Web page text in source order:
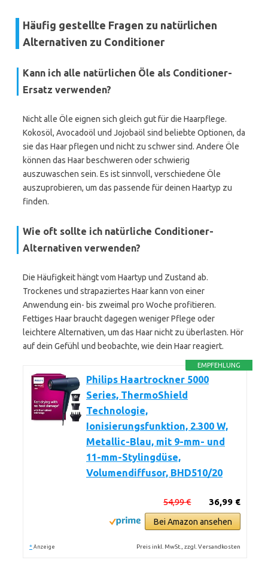
Häufig gestellte Fragen zu natürlichen
Alternativen zu Conditioner
Kann ich alle natürlichen Öle als Conditioner-
Ersatz verwenden?
Nicht alle Öle eignen sich gleich gut für die Haarpflege.
Kokosöl, Avocadoöl und Jojobaöl sind beliebte Optionen, da
sie das Haar pflegen und nicht zu schwer sind. Andere Öle
können das Haar beschweren oder schwierig
auszuwaschen sein. Es ist sinnvoll, verschiedene Öle
auszuprobieren, um das passende für deinen Haartyp zu
finden.
Wie oft sollte ich natürliche Conditioner-
Alternativen verwenden?
Die Häufigkeit hängt vom Haartyp und Zustand ab.
Trockenes und strapaziertes Haar kann von einer
Anwendung ein- bis zweimal pro Woche profitieren.
Fettiges Haar braucht dagegen weniger Pflege oder
leichtere Alternativen, um das Haar nicht zu überlasten. Hör
auf dein Gefühl und beobachte, wie dein Haar reagiert.
EMPFEHLUNG
Philips Haartrockner 5000
Series, ThermoShield
Technologie,
Ionisierungsfunktion, 2.300 W,
Metallic-Blau, mit 9-mm- und
11-mm-Stylingdüse,
Volumendiffusor, BHD510/20
36,99 €
54,99 €
Bei Amazon ansehen
* Anzeige Preis inkl. MwSt., zzgl. Versandkosten